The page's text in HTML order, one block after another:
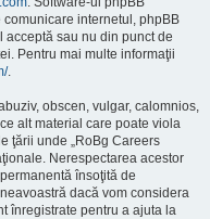
internetul, phpBB
acceptă sau nu din punct de
Pentru mai multe informaţii
.
obscen, vulgar, calomnios,
alt material care poate viola
ţării unde „RoBg Careers
Nerespectarea acestor
însoţită de
dacă vom considera
înregistrate pentru a ajuta la